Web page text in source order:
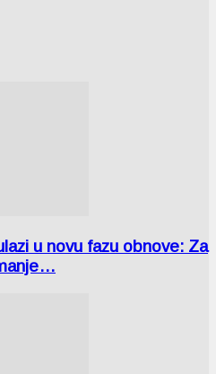
u novu fazu obnove: Za